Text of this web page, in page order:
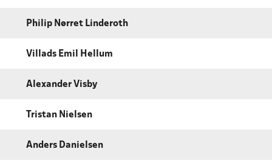
Philip Nørret Linderoth
Villads Emil Hellum
Alexander Visby
Tristan Nielsen
Anders Danielsen